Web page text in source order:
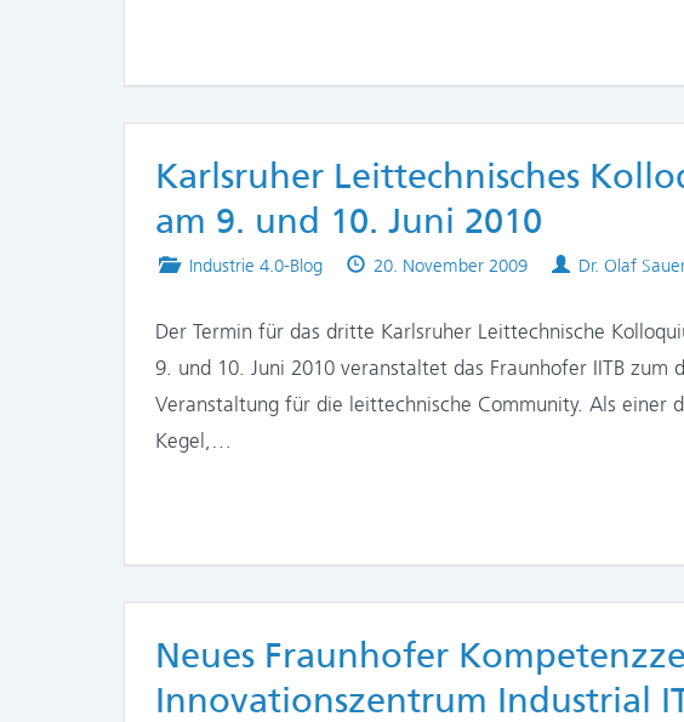
Karlsruher Leittechnisches
am 9. und 10. Juni 2010
Posted
Industrie 4.0-Blog
Published
20. November 2009 Authors
Dr. Olaf
Der Termin für das dritte Karlsruher Leittechnische
9. und 10. Juni 2010 veranstaltet das Fraunhofer IITB
Veranstaltung für die leittechnische Community. Als einer
Kegel,…
Neues Fraunhofer
Innovationszentrum Industrial